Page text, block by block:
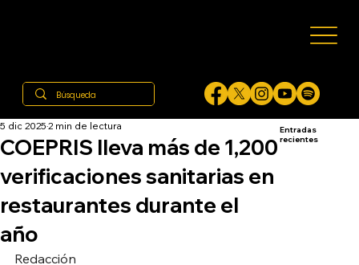
COEPRIS lleva más de 1,200
verificaciones sanitarias en
restaurantes durante el
año
5 dic 2025 2 min de lectura
Redacción
Entradas
recientes